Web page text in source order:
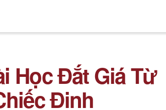
Học Đắt Giá Từ
Đinh